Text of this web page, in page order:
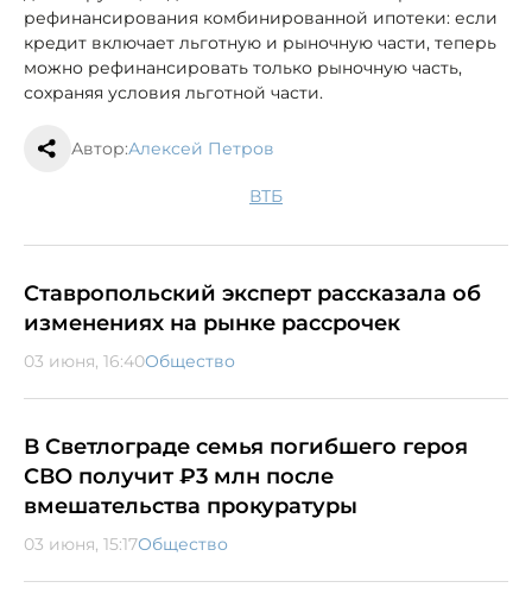
рефинансирования комбинированной ипотеки: если
кредит включает льготную и рыночную части, теперь
можно рефинансировать только рыночную часть,
сохраняя условия льготной части.
Автор:Алексей Петров
ВТБ
Ставропольский эксперт рассказала об
изменениях на рынке рассрочек
03 июня, 16:40Общество
В Светлограде семья погибшего героя
СВО получит ₽3 млн после
вмешательства прокуратуры
03 июня, 15:17Общество